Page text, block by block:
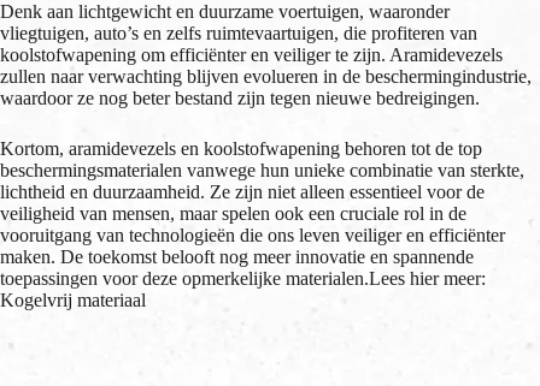
Denk aan lichtgewicht en duurzame voertuigen, waaronder
vliegtuigen, auto’s en zelfs ruimtevaartuigen, die profiteren van
koolstofwapening om efficiënter en veiliger te zijn. Aramidevezels
zullen naar verwachting blijven evolueren in de beschermingindustrie,
waardoor ze nog beter bestand zijn tegen nieuwe bedreigingen.
Kortom, aramidevezels en koolstofwapening behoren tot de top
beschermingsmaterialen vanwege hun unieke combinatie van sterkte,
lichtheid en duurzaamheid. Ze zijn niet alleen essentieel voor de
veiligheid van mensen, maar spelen ook een cruciale rol in de
vooruitgang van technologieën die ons leven veiliger en efficiënter
maken. De toekomst belooft nog meer innovatie en spannende
toepassingen voor deze opmerkelijke materialen.Lees hier meer:
Kogelvrij materiaal